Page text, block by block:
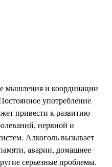
употребление
привести к развитию
нервной и
Алкоголь вызывает
аварии, домашнее
серьезные проблемы.